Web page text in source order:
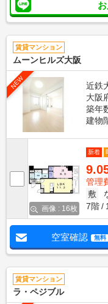
賃貸マンション
ムーンヒルズ大阪
NEW
近鉄
大阪
築年
建物
画像 : 16枚
新着
管理
敷
7階
空室確認 無料
賃貸マンション
ラ・ペジブル